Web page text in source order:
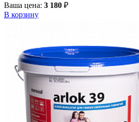
Ваша цена: 3 180 ₽
В корзину